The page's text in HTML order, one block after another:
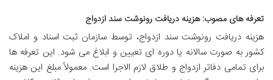
تعرفه های مصوب: هزینه دریافت رونوشت سند ازدواج
هزینه دریافت رونوشت سند ازدواج، توسط سازمان ثبت اسناد و املاک
کشور به صورت سالانه یا دوره ای تعیین و ابلاغ می شود. این تعرفه ها
برای تمامی دفاتر ازدواج و طلاق لازم الاجرا است. معمولاً مبلغ این هزینه